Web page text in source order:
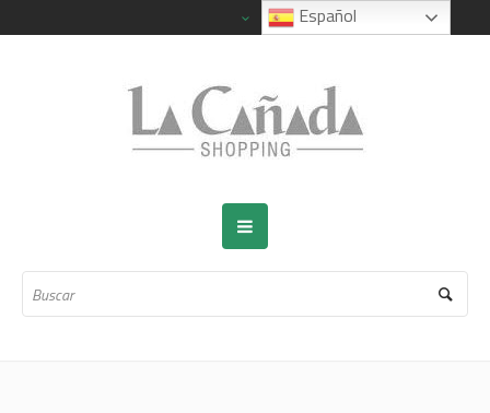
Español